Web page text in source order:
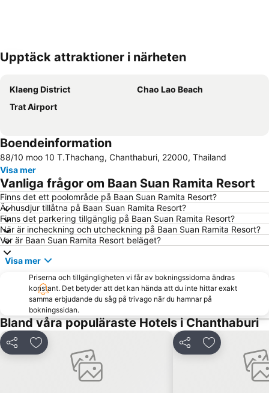
Förstora kartan
Upptäck attraktioner i närheten
Klaeng District
Chao Lao Beach
Trat Airport
Boendeinformation
88/10 moo 10 T.Thachang, Chanthaburi, 22000, Thailand
Visa mer
Vanliga frågor om Baan Suan Ramita Resort
Finns det ett poolområde på Baan Suan Ramita Resort?
Är husdjur tillåtna på Baan Suan Ramita Resort?
Finns det parkering tillgänglig på Baan Suan Ramita Resort?
När är incheckning och utcheckning på Baan Suan Ramita Resort?
Var är Baan Suan Ramita Resort beläget?
Visa mer
Priserna och tillgängligheten vi får av bokningssidorna ändras
konstant. Det betyder att det kan hända att du inte hittar exakt
samma erbjudande du såg på trivago när du hamnar på
bokningssidan.
Bland våra populäraste Hotels i Chanthaburi
Dela Lägg till i Mina Favoriter Dela Lägg till i